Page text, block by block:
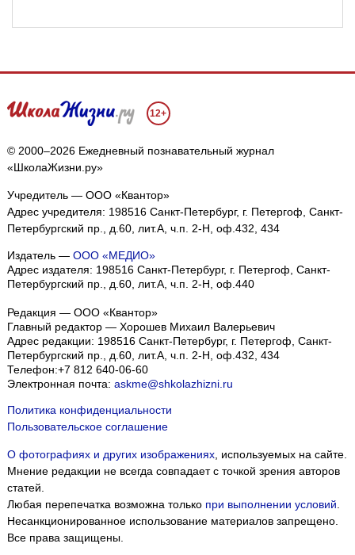
12+
© 2000–2026 Ежедневный познавательный журнал
«ШколаЖизни.ру»
Учредитель — ООО «Квантор»
Адрес учредителя: 198516 Санкт-Петербург, г. Петергоф, Санкт-
Петербургский пр., д.60, лит.А, ч.п. 2-Н, оф.432, 434
Издатель — ООО «МЕДИО»
Адрес издателя: 198516 Санкт-Петербург, г. Петергоф, Санкт-
Петербургский пр., д.60, лит.А, ч.п. 2-Н, оф.440
Редакция — ООО «Квантор»
Главный редактор — Хорошев Михаил Валерьевич
Адрес редакции: 198516 Санкт-Петербург, г. Петергоф, Санкт-
Петербургский пр., д.60, лит.А, ч.п. 2-Н, оф.432, 434
Телефон:+7 812 640-06-60
Электронная почта: askme@shkolazhizni.ru
Политика конфиденциальности
Пользовательское соглашение
О фотографиях и других изображениях, используемых на сайте.
Мнение редакции не всегда совпадает с точкой зрения авторов
статей.
Любая перепечатка возможна только при выполнении условий.
Несанкционированное использование материалов запрещено.
Все права защищены.